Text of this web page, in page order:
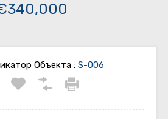
Объекта :S-006